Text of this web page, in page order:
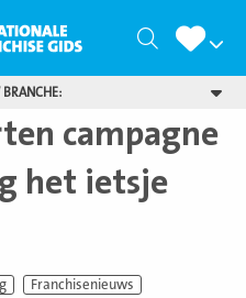
Zoeken
BRANCHE:
campagne
het ietsje
Franchisenieuws